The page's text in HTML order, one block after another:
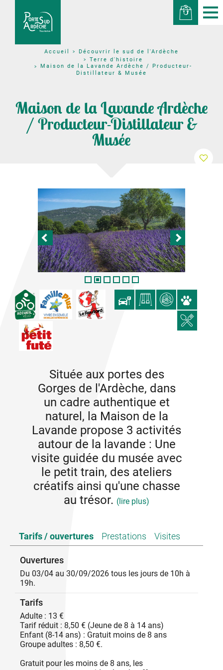
Accueil
Découvrir le sud de l'Ardèche
Terre d'histoire
Maison de la Lavande Ardèche / Producteur-
Distillateur & Musée
Maison de la Lavande Ardèche
/ Producteur-Distillateur &
Musée
Située aux portes des
Gorges de l'Ardèche, dans
un cadre authentique et
naturel, la Maison de la
Lavande propose 3 activités
autour de la lavande : Une
visite guidée du musée avec
le petit train, des ateliers
créatifs ainsi qu'une chasse
au trésor. (lire plus)
la Lavande !
Bienvenue au cœur des Gorges de l’Ardèche dans un
cadre authentique. La Maison de la Lavande vous
accueille d’avril à septembre à la sortie du village de
Saint-Remèze, à quelques minutes du Pont d’Arc.
Trois activités autour de la lavande n’attendent que
- La visite guidée du musée : Embarquez à bord du
Petit Train des Lavandes pour faire le tour du
domaine ! Un moment inoubliable qui ravira autant
les petits que les grands. Vivez une expérience
immersive dans la salle 360° avec le spectacle
Tarifs / ouvertures Prestations Visites
Ouvertures
Du 03/04 au 30/09/2026 tous les jours de 10h à
19h.
Tarifs
Adulte : 13 €
Tarif réduit : 8,50 € (Jeune de 8 à 14 ans)
Enfant (8-14 ans) : Gratuit moins de 8 ans
Groupe adultes : 8,50 €.
Gratuit pour les moins de 8 ans, les